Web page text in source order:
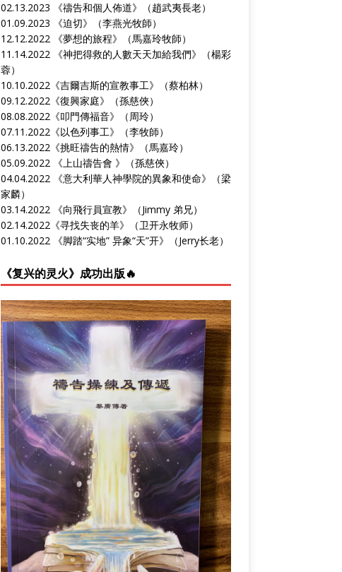
02.13.2023 《禱告和個人佈道》（趙武夷長老）
01.09.2023 《迫切》（李燕光牧師）
12.12.2022 《夢想的旅程》（馬嘉玲牧師）
11.14.2022 《神把得救的人數天天加給我們》（楊彩
蓉）
10.10.2022《吉爾吉斯的宣教事工》（蔡柏林）
09.12.2022《復興家庭》（孫慈俠）
08.08.2022《叩門傳福音》（周玲）
07.11.2022《以色列事工》（李牧師）
06.13.2022《挑旺禱告的熱情》（馬嘉玲）
05.09.2022 《上山禱告會 》（孫慈俠）
04.04.2022 《意大利華人神學院的異象和使命》（梁
家麟）
03.14.2022 《向飛行員宣教》（Jimmy 弟兄）
02.14.2022《寻找失丧的羊》（卫开永牧师）
01.10.2022 《脚踏“实地” 异象“天”开》（Jerry长老）
《复兴的灵火》成功出版🔥